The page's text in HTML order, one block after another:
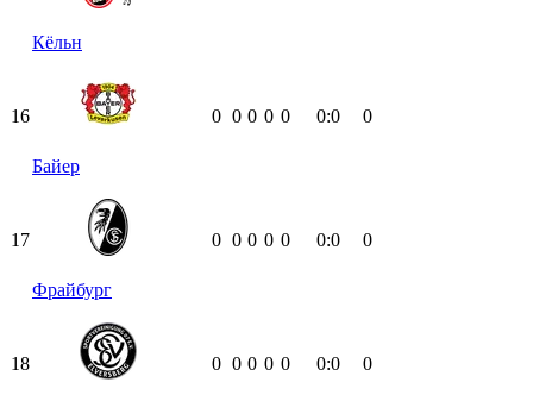
Кёльн
16
Байер
0 0 0 0 0 0:0 0
17
Фрайбург
0 0 0 0 0 0:0 0
18 0 0 0 0 0 0:0 0